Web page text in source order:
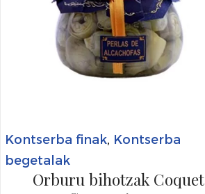
Kontserba finak, Kontserba
begetalak
Orburu bihotzak Coquet